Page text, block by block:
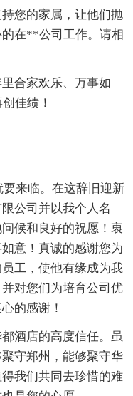
您的家属，让他们抛
在**公司工作。请相
合家欢乐、万事如
佳绩！
来临。在这辞旧迎新
公司并以我个人名
候和良好的祝愿！衷
意！真诚的感谢您为
工，使他有缘成为我
对您们为培育公司优
的感谢！
酒店的高度信任。虽
守郑州，能够聚守华
我们共同去珍惜的难